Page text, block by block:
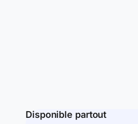
Disponible partout